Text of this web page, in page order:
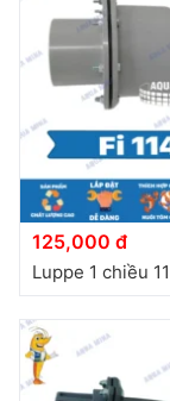
Hướng
lắp
Quy
định
Blog
chia
sẻ
hệ
125,000 đ
Luppe 1 chiều